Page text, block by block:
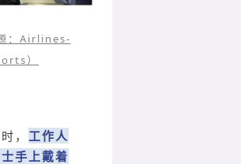
：Airlines-
）
， 工作人
手上戴着